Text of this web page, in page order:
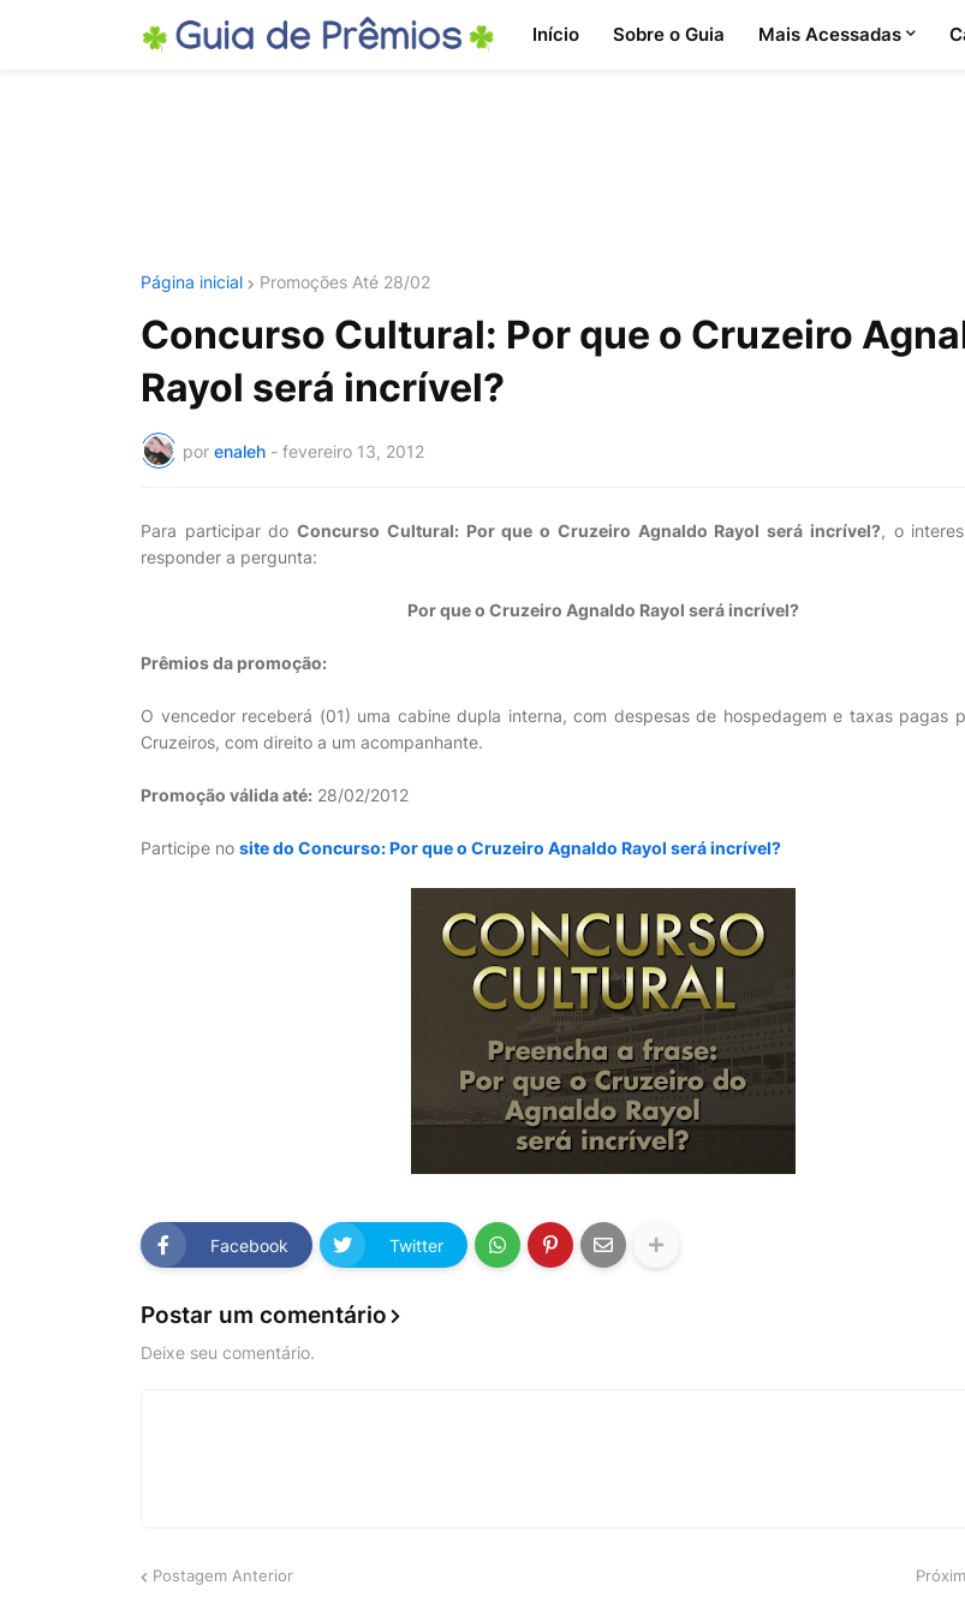
Início Sobre o Guia Mais Acessadas
Página inicial Promoções Até 28/02
Concurso Cultural: Por que o Cruzeiro
Rayol será incrível?
por enaleh - fevereiro 13, 2012
Para participar doConcurso Cultural: Por que o Cruzeiro Agnaldo Rayol será incrível?, o
responder a pergunta:
Por que o Cruzeiro Agnaldo Rayol será incrível?
Prêmios da promoção:
O vencedor receberá (01) uma cabine dupla interna, com despesas de hospedagem e taxas pagas
Cruzeiros, com direito a um acompanhante.
Promoção válida até: 28/02/2012
Participe no site do Concurso: Por que o Cruzeiro Agnaldo Rayol será incrível?
Facebook Twitter
Postar um comentário
Deixe seu comentário.
Postagem Anterior